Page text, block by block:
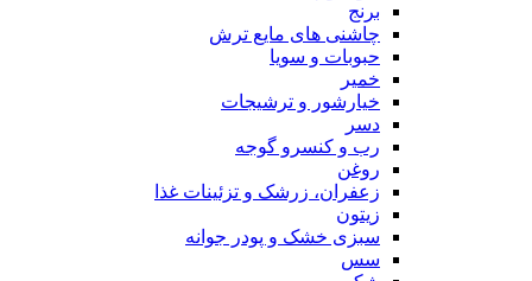
برنج
چاشنی های مایع ترش
حبوبات و سویا
خمیر
خیارشور و ترشیجات
دسر
رب و کنسرو گوجه
روغن
زعفران، زرشک و تزئینات غذا
زیتون
سبزی خشک و پودر جوانه
سس